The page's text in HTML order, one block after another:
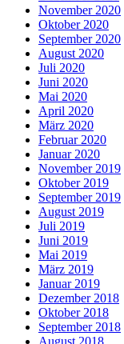
November 2020
Oktober 2020
September 2020
August 2020
Juli 2020
Juni 2020
Mai 2020
April 2020
März 2020
Februar 2020
Januar 2020
November 2019
Oktober 2019
September 2019
August 2019
Juli 2019
Juni 2019
Mai 2019
März 2019
Januar 2019
Dezember 2018
Oktober 2018
September 2018